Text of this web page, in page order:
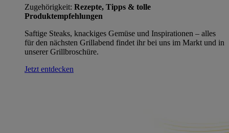
Zugehörigkeit: Rezepte, Tipps & tolle
Produktempfehlungen
Saftige Steaks, knackiges Gemüse und Inspirationen – alles
für den nächsten Grillabend findet ihr bei uns im Markt und in
unserer Grillbroschüre.
Jetzt entdecken